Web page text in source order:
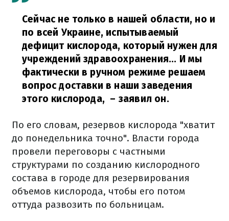
Сейчас не только в нашей области, но и
по всей Украине, испытываемый
дефицит кислорода, который нужен для
учреждений здравоохранения... И мы
фактически в ручном режиме решаем
вопрос доставки в наши заведения
этого кислорода, – заявил он.
По его словам, резервов кислорода "хватит
до понедельника точно". Власти города
провели переговоры с частными
структурами по созданию кислородного
состава в городе для резервирования
объемов кислорода, чтобы его потом
оттуда развозить по больницам.